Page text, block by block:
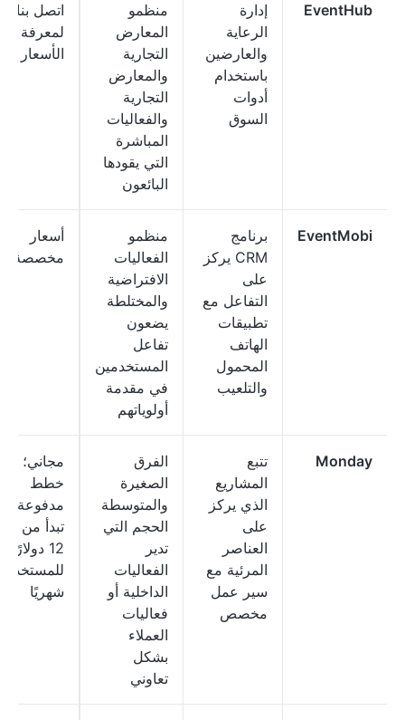
EventHub
إدارة
الرعاية
والعارضين
باستخدام
أدوات
السوق
منظمو
المعارض
التجارية
والمعارض
التجارية
والفعاليات
المباشرة
التي يقودها
البائعون
اتصل بنا
لمعرفة
الأسعار
EventMobi
برنامج
CRM يركز
على
التفاعل مع
تطبيقات
الهاتف
المحمول
والتلعيب
منظمو
الفعاليات
الافتراضية
والمختلطة
يضعون
تفاعل
المستخدمين
في مقدمة
أولوياتهم
أسعار
مخصصة
Monday
تتبع
المشاريع
الذي يركز
على
العناصر
المرئية مع
سير عمل
مخصص
الفرق
الصغيرة
والمتوسطة
الحجم التي
تدير
الفعاليات
الداخلية أو
فعاليات
العملاء
بشكل
تعاوني
مجاني؛
خطط
مدفوعة
تبدأ من
12 دولارًا
للمستخدم
شهريًا